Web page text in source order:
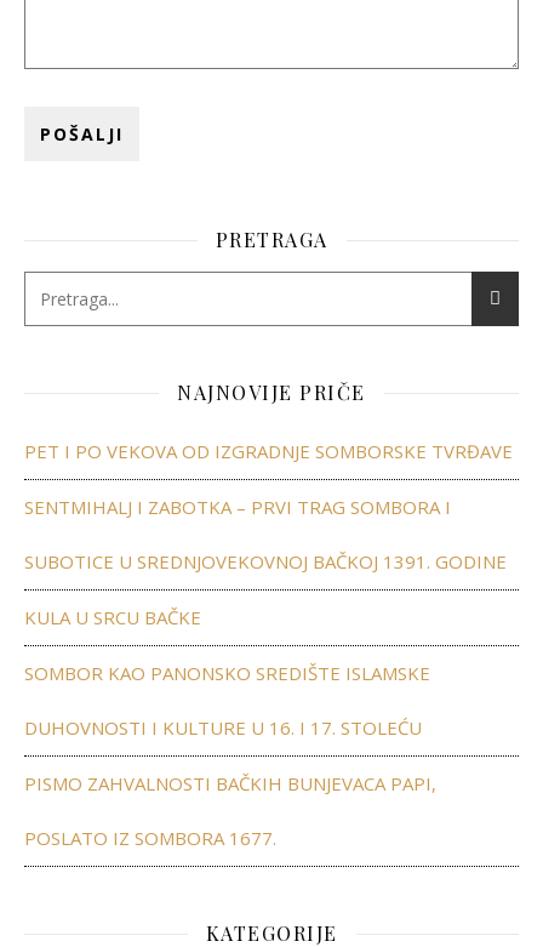
PRETRAGA
NAJNOVIJE PRIČE
PET I PO VEKOVA OD IZGRADNJE SOMBORSKE TVRĐAVE
SENTMIHALJ I ZABOTKA – PRVI TRAG SOMBORA I
SUBOTICE U SREDNJOVEKOVNOJ BAČKOJ 1391. GODINE
KULA U SRCU BAČKE
SOMBOR KAO PANONSKO SREDIŠTE ISLAMSKE
DUHOVNOSTI I KULTURE U 16. I 17. STOLEĆU
PISMO ZAHVALNOSTI BAČKIH BUNJEVACA PAPI,
POSLATO IZ SOMBORA 1677.
KATEGORIJE